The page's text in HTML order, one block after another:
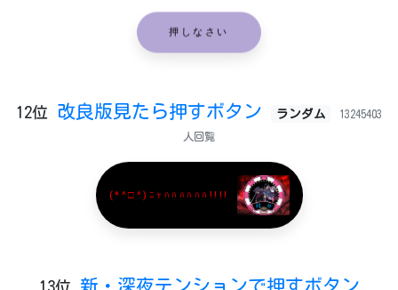
押しなさい
12位 改良版見たら押すボタン ランダム 13245403
人回覧
(*^□^)ﾆｬﾊﾊﾊﾊﾊﾊ!!!!
13位 新・深夜テンションで押すボタン